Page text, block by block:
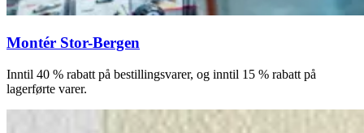
Montér Stor-Bergen
Inntil 40 % rabatt på bestillingsvarer, og inntil 15 % rabatt på
lagerførte varer.